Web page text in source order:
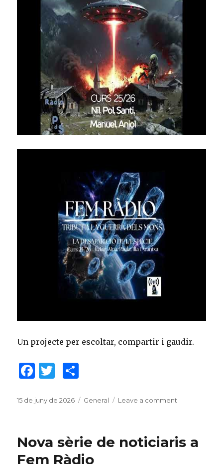
Un projecte per escoltar, compartir i gaudir.
F
c
b
o
T
it
r
m
ar
te
Posted
15 de juny de 2026 Categories
General Leave a comment
a
Nova sèrie de noticiaris a
Fem Ràdio